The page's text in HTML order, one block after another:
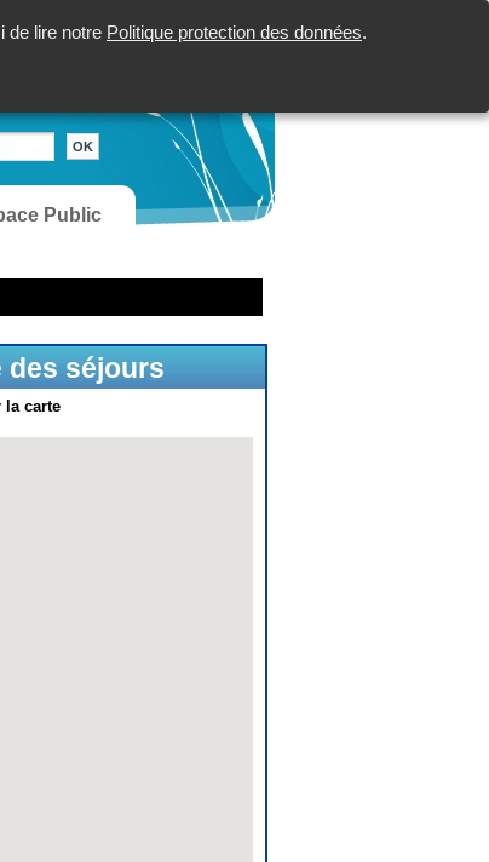
de lire notre Politique protection des données.
Public
des séjours
la carte